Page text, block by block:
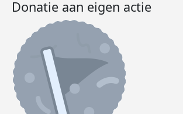
Donatie aan eigen actie